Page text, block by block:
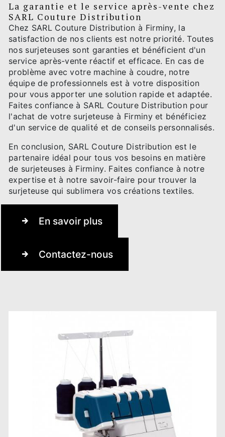
La garantie et le service après-vente chez
SARL Couture Distribution
Chez SARL Couture Distribution à Firminy, la
satisfaction de nos clients est notre priorité. Toutes
nos surjeteuses sont garanties et bénéficient d'un
service après-vente réactif et efficace. En cas de
problème avec votre machine à coudre, notre
équipe de professionnels est à votre disposition
pour vous apporter une solution rapide et adaptée.
Faites confiance à SARL Couture Distribution pour
l'achat de votre surjeteuse à Firminy et bénéficiez
d'un service de qualité et de conseils personnalisés.
En conclusion, SARL Couture Distribution est le
partenaire idéal pour tous vos besoins en matière
de surjeteuses à Firminy. Faites confiance à notre
expertise et à notre savoir-faire pour trouver la
surjeteuse qui sublimera vos créations textiles.
En savoir plus
Contactez-nous